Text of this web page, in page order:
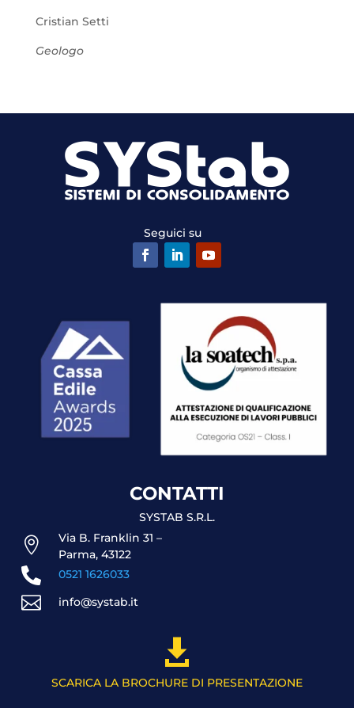
Cristian Setti
Geologo
Seguici su
CONTATTI
SYSTAB S.R.L.

Via B. Franklin 31 –
Parma, 43122
 0521 1626033
 info@systab.it

SCARICA LA BROCHURE DI PRESENTAZIONE